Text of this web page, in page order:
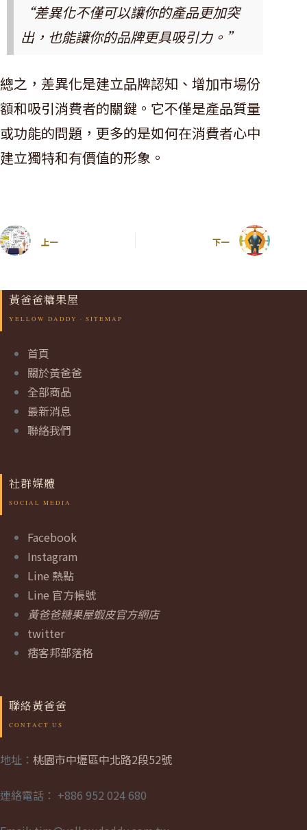
“差異化不僅可以讓你的產品更加突
出，也能讓你的品牌更具吸引力。”
總之，差異化是建立品牌認知、增加市場份
額和吸引消費者的關鍵。它不僅是產品質量
或功能的問題，更多的是如何在消費者心中
建立獨特和有價值的形象。
上一 下一
黃爸爸糖果屋
首頁
關於黃爸爸
全部商品
最新消息
聯絡我們
社群媒體
Facebook
Instagram
Line 熱點
Line 官方帳號
黃爸爸糖果屋蝦皮官方網店
twitter
痞客邦部落格
聯絡黃爸爸
地址： 桃園市中壢區中北路2段52號
連絡電話： +886 952 024 680